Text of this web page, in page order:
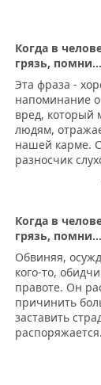
Когда в
грязь, помни...
Эта фраза -
напоминание
вред,
людям,
нашей карме.
разносчик
Когда в
грязь, помни...
Обвиняя,
кого-то,
правоте. Он
причинить
заставить